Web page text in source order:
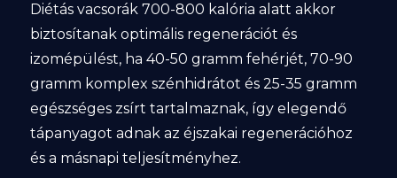
Diétás vacsorák 700-800 kalória alatt akkor
biztosítanak optimális regenerációt és
izomépülést, ha 40-50 gramm fehérjét, 70-90
gramm komplex szénhidrátot és 25-35 gramm
egészséges zsírt tartalmaznak, így elegendő
tápanyagot adnak az éjszakai regenerációhoz
és a másnapi teljesítményhez.